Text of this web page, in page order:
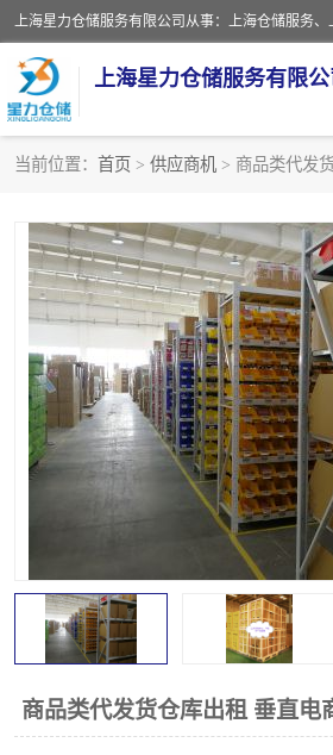
上海星力仓储服务有限公
当前位置： 首页 > 供应商机 > 商品类代发
商品类代发货仓库出租 垂直电
上海仓储配送 上
上海仓库代运营 上海
上海第三方仓储 上
仓储 上
上海托管仓库